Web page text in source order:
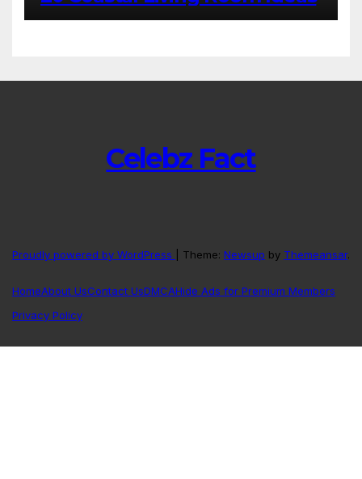
Celebz Fact
Proudly powered by WordPress Theme: Newsup by Themeansar.
HomeAbout UsContact UsDMCAHide Ads for Premium Members
Privacy Policy